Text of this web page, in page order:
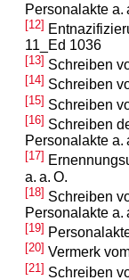
Personalakte a.
[12]
11_Ed 1036
[13] Schreiben
[14] Schreiben
[15] Schreiben
[16] Schreiben
Personalakte a.
[17]
a. a. O.
[18] Schreiben
Personalakte a.
[19]
[20] Vermerk
[21] Schreiben